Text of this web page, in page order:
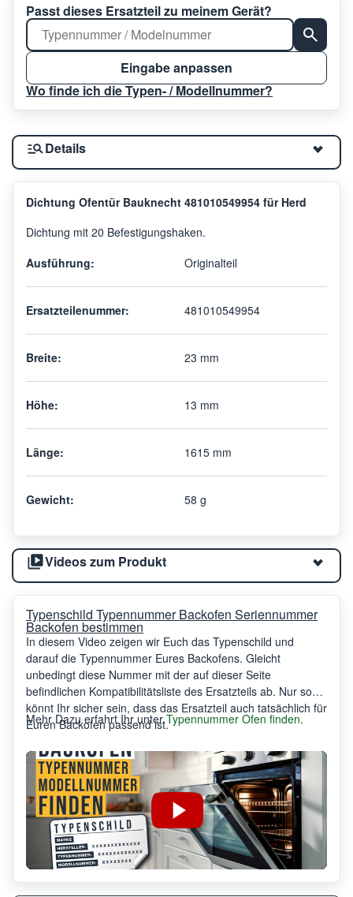
Passt dieses Ersatzteil zu meinem Gerät?
Eingabe anpassen
Wo finde ich die Typen- / Modellnummer?
Details
Dichtung Ofentür Bauknecht 481010549954 für Herd
Dichtung mit 20 Befestigungshaken.
Ausführung:
Originalteil
Ersatzteilenummer: 481010549954
Breite: 23 mm
Höhe: 13 mm
Länge: 1615 mm
Gewicht: 58 g
Videos zum Produkt
Typenschild Typennummer Backofen Seriennummer
Backofen bestimmen
In diesem Video zeigen wir Euch das Typenschild und
darauf die Typennummer Eures Backofens. Gleicht
unbedingt diese Nummer mit der auf dieser Seite
befindlichen Kompatibilitätsliste des Ersatzteils ab. Nur so
könnt Ihr sicher sein, dass das Ersatzteil auch tatsächlich für
Euren Backofen passend ist.
Mehr Dazu erfahrt Ihr unterTypennummer Ofen finden.